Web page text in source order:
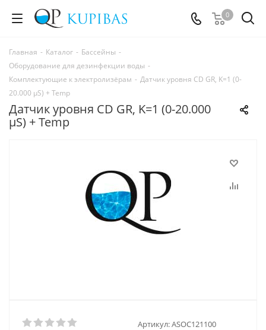
0
Главная - Каталог - Бассейны -
Оборудование для дезинфекции воды -
Комплектующие к электролизёрам - Датчик уровня CD GR, K=1 (0-
20.000 µS) + Temp
Датчик уровня CD GR, K=1 (0-20.000
µS) + Temp
Артикул:ASOC121100